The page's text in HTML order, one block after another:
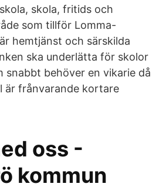
skola, fritids och
som tillför Lomma-
hemtjänst och särskilda
ska underlätta för skolor
snabbt behöver en vikarie då
är frånvarande kortare
oss -
kommun